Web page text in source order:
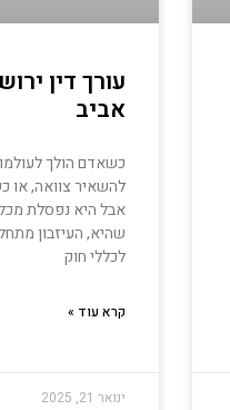
עורך דין
אביב
כשאדם הולך
להשאיר צוואה, או
אבל היא נפסלת
שהיא, העיזבון
לכללי חוק
קרא עוד »
ינואר 21, 2025